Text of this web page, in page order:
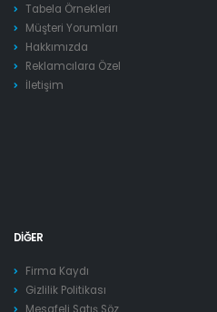
Tabela Örnekleri
Müşteri Yorumları
Hakkımızda
Reklamcılara Özel
İletişim
DIĞER
Firma Kaydı
Gizlilik Politikası
Mesafeli Satış Söz.